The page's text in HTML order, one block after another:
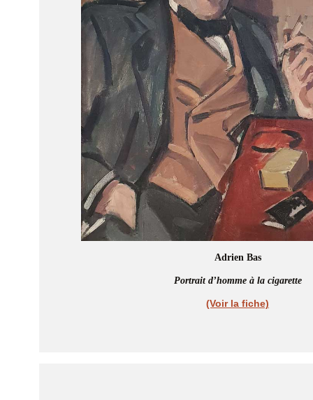
Adrien Bas
Portrait d’homme à la cigarette
(Voir la fiche)